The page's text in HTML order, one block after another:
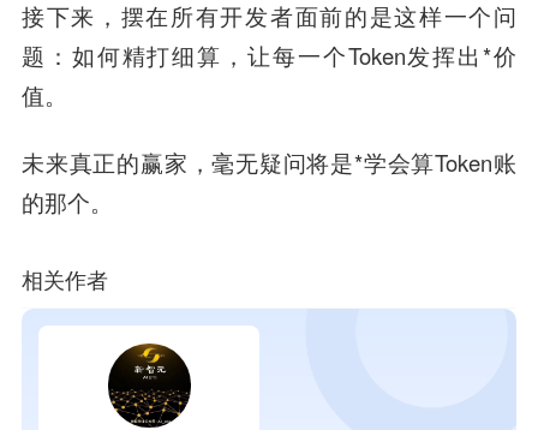
接下来，摆在所有开发者面前的是这样一个问
题：如何精打细算，让每一个Token发挥出*价
值。
未来真正的赢家，毫无疑问将是*学会算Token账
的那个。
相关作者